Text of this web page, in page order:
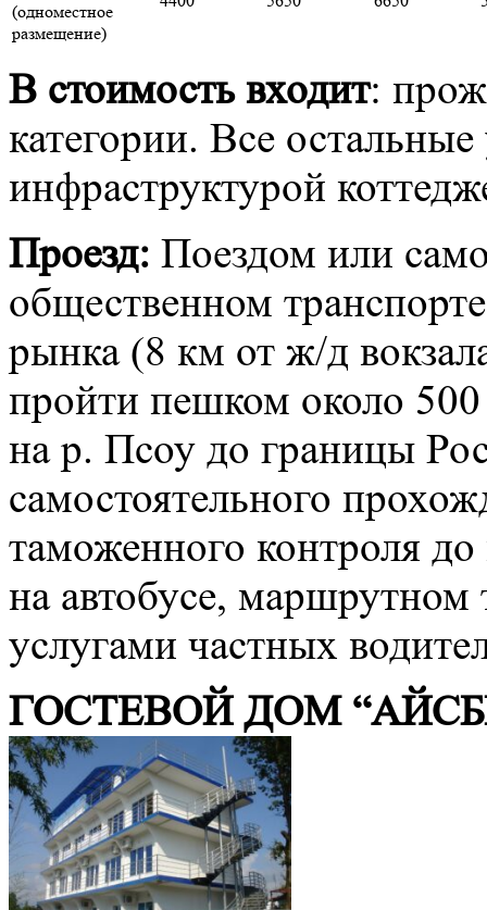
(одноместное
размещение)
В стоимость входит:
категории. Все
инфраструктурой
Проезд: Поездом или
общественном
рынка (8 км от ж/д
пройти пешком около
на р. Псоу до границы
самостоятельного
таможенного контроля
на автобусе, маршрутном
услугами частных
ГОСТЕВОЙ ДОМ